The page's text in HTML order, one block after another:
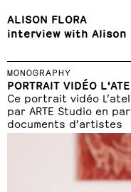
ALISON FLORA
interview with Alison
MONOGRAPHY
PORTRAIT VIDÉO
Ce portrait vidéo
par ARTE Studio en
documents d’artistes